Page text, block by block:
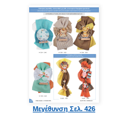
Μεγέθυνση Σελ. 426